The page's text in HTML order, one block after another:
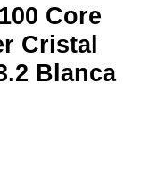
Core
Cristal
Blanca